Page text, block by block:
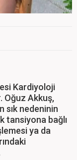
Kardiyoloji
Oğuz Akkuş,
sık nedeninin
tansiyona bağlı
ya da